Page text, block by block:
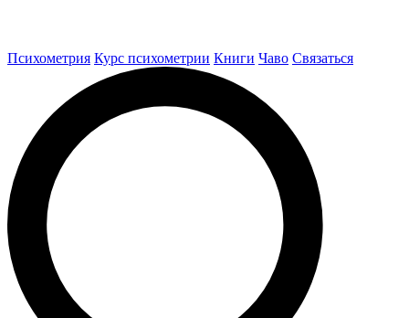
Психометрия Курс психометрии Книги Чаво Связаться